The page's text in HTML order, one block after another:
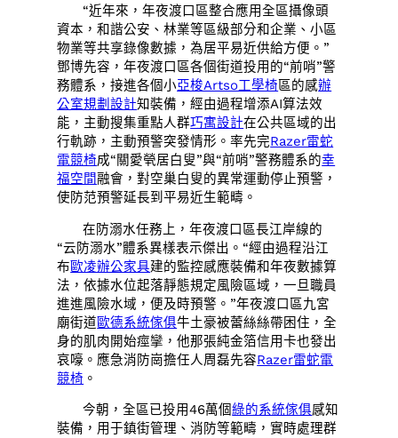
“近年來，年夜渡口區整合應用全區攝像頭
資本，和諧公安、林業等區級部分和企業、小區
物業等共享錄像數據，為居平易近供給方便。”
鄧博先容，年夜渡口區各個街道投用的“前哨”警
務體系，接進各個小亞梭Artso工學椅區的感辦
公室規劃設計知裝備，經由過程增添AI算法效
能，主動搜集重點人群巧寓設計在公共區域的出
行軌跡，主動預警突發情形。率先完Razer雷蛇
電競椅成“關愛煢居白叟”與“前哨”警務體系的幸
福空間融會，對空巢白叟的異常運動停止預警，
使防范預警延長到平易近生範疇。
在防溺水任務上，年夜渡口區長江岸線的
“云防溺水”體系異樣表示傑出。“經由過程沿江
布歐凌辦公家具建的監控感應裝備和年夜數據算
法，依據水位起落靜態規定風險區域，一旦職員
進進風險水域，便及時預警。”年夜渡口區九宮
廟街道歐德系統傢俱牛土豪被蕾絲絲帶困住，全
身的肌肉開始痙攣，他那張純金箔信用卡也發出
哀嚎。應急消防崗擔任人周磊先容Razer雷蛇電
競椅 。
今朝，全區已投用46萬個綠的系統傢俱感知
裝備，用于鎮街管理、消防等範疇，實時處理群